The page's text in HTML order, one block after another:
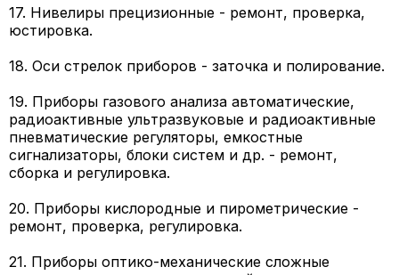
17. Нивелиры прецизионные - ремонт, проверка,
юстировка.
18. Оси стрелок приборов - заточка и полирование.
19. Приборы газового анализа автоматические,
радиоактивные ультразвуковые и радиоактивные
пневматические регуляторы, емкостные
сигнализаторы, блоки систем и др. - ремонт,
сборка и регулировка.
20. Приборы кислородные и пирометрические -
ремонт, проверка, регулировка.
21. Приборы оптико-механические сложные